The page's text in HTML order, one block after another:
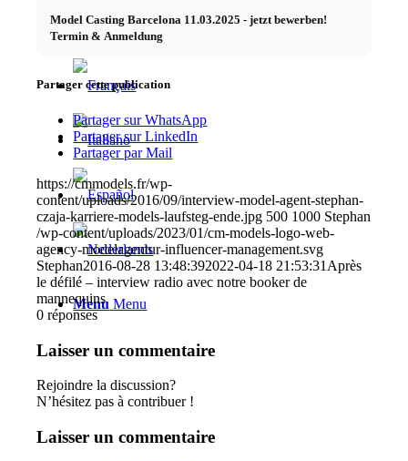
Menu Menu
Model Casting Barcelona 11.03.2025 - jetzt bewerben!
Termin & Anmeldung
Partager cette publication
Partager sur WhatsApp
Partager sur LinkedIn
Partager par Mail
https://cmmodels.fr/wp-
content/uploads/2016/09/interview-model-agent-stephan-
czaja-karriere-models-laufsteg-ende.jpg 500 1000 Stephan
/wp-content/uploads/2023/01/cm-models-logo-web-
agency-modelagentur-influencer-management.svg
Stephan2016-08-28 13:48:392022-04-18 21:53:31 Après
le défilé – interview radio avec notre booker de
mannequins
0 réponses
Laisser un commentaire
Rejoindre la discussion?
N’hésitez pas à contribuer !
Laisser un commentaire